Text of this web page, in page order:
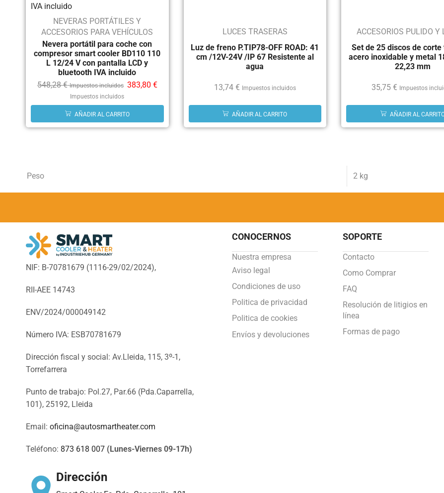
NEVERAS PORTÁTILES Y
ACCESORIOS PARA VEHÍCULOS
Nevera portátil para coche con
compresor smart cooler BD110 110
L 12/24 V con pantalla LCD y
bluetooth IVA incluido
548,28€ Impuestos incluidos 383,80 €
Impuestos incluidos
AÑADIR AL CARRITO
LUCES TRASERAS
Luz de freno P.TIP78-OFF ROAD: 41
cm /12V-24V /IP 67 Resistente al
agua
13,74 € Impuestos incluidos
AÑADIR AL CARRITO
ACCESORIOS PULIDO Y
Set de 25 discos de corte
acero inoxidable y metal
22,23 mm
35,75€ Impuestos
AÑADIR AL
Peso 2 kg
NIF: B-70781679 (1116-29/02/2024),
RII-AEE 14743
ENV/2024/000049142
Número IVA: ESB70781679
Dirección fiscal y social: Av.Lleida, 115, 3º-1,
Torrefarrera
Punto de trabajo: Pol.27, Par.66 (Pda.Caparrella,
101), 25192, Lleida
Email: oficina@autosmartheater.com
Teléfono: 873 618 007 (Lunes-Viernes 09-17h)
Dirección
CONOCERNOS
Nuestra empresa
Aviso legal
Condiciones de uso
Politica de privacidad
Politica de cookies
Envíos y devoluciones
SOPORTE
Contacto
Como Comprar
FAQ
Resolución de litigios en
línea
Formas de pago